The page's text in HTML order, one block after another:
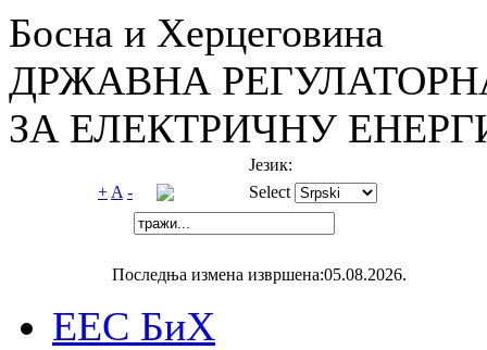
Босна и Херцеговина
ДРЖАВНА
ЗА ЕЛЕКТРИЧНУ
Језик:
+ A - Select
Последња измена извршена:05.08.2026.
ЕЕС БиХ